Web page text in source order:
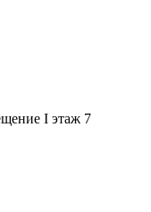
I этаж 7